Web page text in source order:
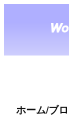
ホーム/ブ